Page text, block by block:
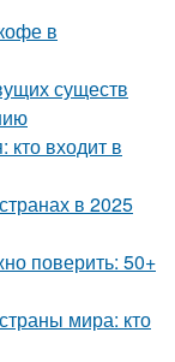
в
существ
кто входит в
в 2025
поверить: 50+
мира: кто